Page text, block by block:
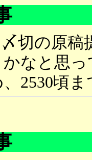
。しかも
裏切り者
ハキム
姿が本当
トさんに
の様子で
に、なぎ
が本作最
その辺り
の爲我井
。
切の原稿
なと思っ
2530頃